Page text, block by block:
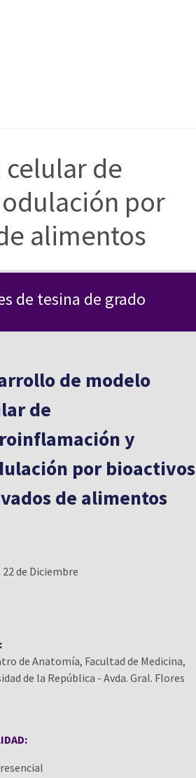
de
por
alimentos
de tesina de grado
de modelo
de
y
por bioactivos
de alimentos
22 de Diciembre
de Anatomía, Facultad de Medicina,
de la República - Avda. Gral. Flores